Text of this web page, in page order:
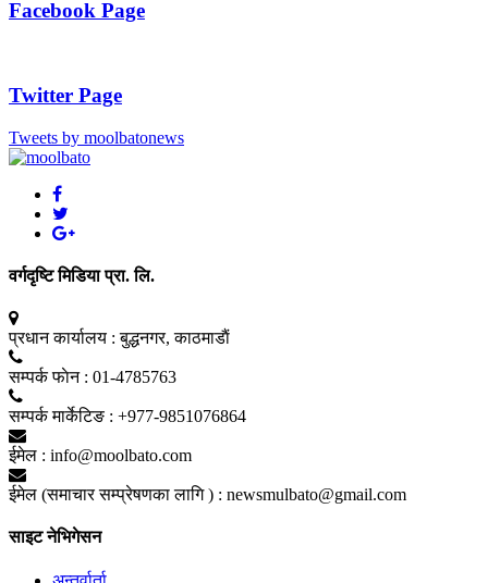
Facebook Page
Twitter Page
Tweets by moolbatonews
वर्गदृष्टि मिडिया प्रा. लि.
प्रधान कार्यालय : बुद्धनगर, काठमाडाैं
सम्पर्क फाेन : 01-4785763
सम्पर्क मार्केटिङ : +977-9851076864
ईमेल : info@moolbato.com
ईमेल (समाचार सम्प्रेषणका लागि ) : newsmulbato@gmail.com
साइट नेभिगेसन